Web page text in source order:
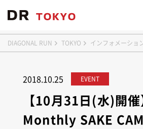
DIAGONAL RUN TOKYO インフォメーショ
2018.10.25 EVENT
【10月31日(水)開催
Monthly SAKE